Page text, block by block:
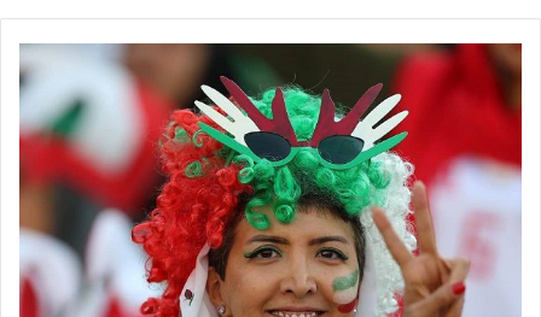
◾️
footballs.women@
برچسب ها تیم ملی فوتسال روزنامه فوتبالز فروزان سلیمانی فوتسال زنان